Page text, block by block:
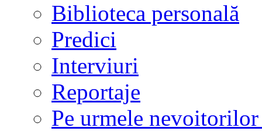
Biblioteca personală
Predici
Interviuri
Reportaje
Pe urmele nevoitorilor